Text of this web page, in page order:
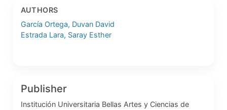
AUTHORS
García Ortega, Duvan David
Estrada Lara, Saray Esther
Publisher
Institución Universitaria Bellas Artes y Ciencias de